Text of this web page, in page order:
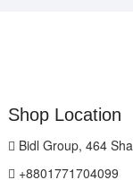
Shop Location
Bidl Group, 464
+8801771704099